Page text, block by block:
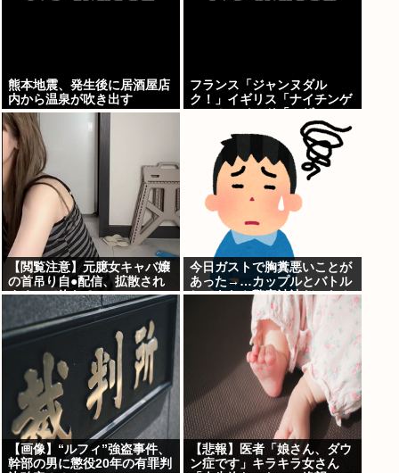
熊本地震、発生後に居酒屋店
内から温泉が吹き出す
フランス「ジャンヌダル
ク！」イギリス「ナイチンゲ
【閲覧注意】元臆女キャバ嬢
の首吊り自●配信、拡散され
まくって終わるwww
今日ガストで胸糞悪いことが
あった→…カップルとバトル
してあわや警察沙汰だったん
だがどっちが悪い？
【画像】“ルフィ”強盗事件、
幹部の男に懲役20年の有罪判
【悲報】医者「娘さん、ダウ
ン症です」キラキラ女さん